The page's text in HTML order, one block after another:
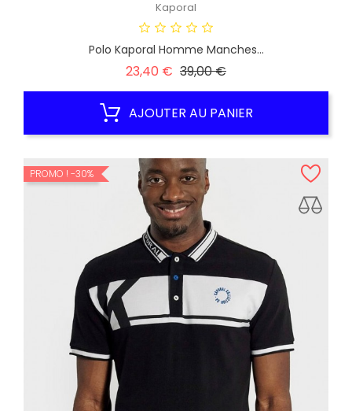
Kaporal
Polo Kaporal Homme Manches...
23,40 € Prix
39,00 €Prix
AJOUTER AU PANIER
PROMO ! -30%